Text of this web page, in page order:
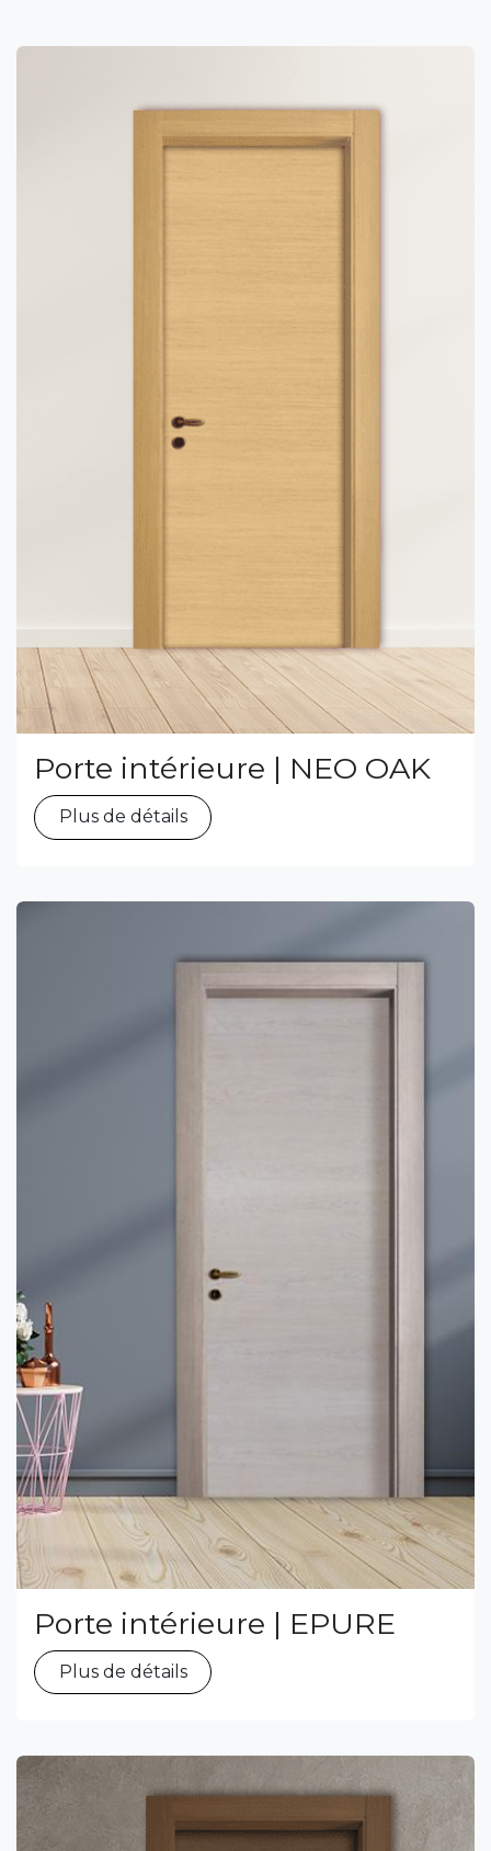
Porte intérieure | NEO OAK
Plus de détails
Porte intérieure | EPURE
Plus de détails